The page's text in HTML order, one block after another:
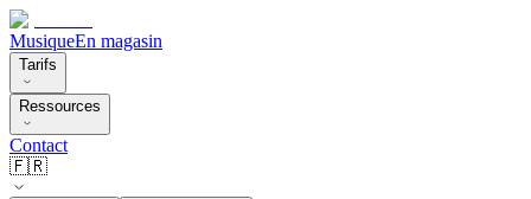
MusiqueEn magasin
Tarifs
Ressources
Contact
🇫🇷